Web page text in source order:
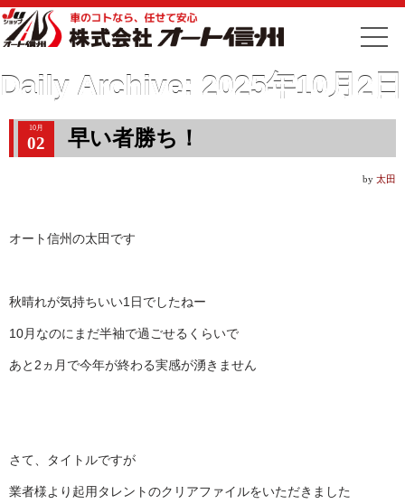
Daily Archive: 2025年10月2日
10月
02 早い者勝ち！
by 太田
オート信州の太田です
秋晴れが気持ちいい1日でしたねー
10月なのにまだ半袖で過ごせるくらいで
あと2ヵ月で今年が終わる実感が湧きません
さて、タイトルですが
業者様より起用タレントのクリアファイルをいただきました